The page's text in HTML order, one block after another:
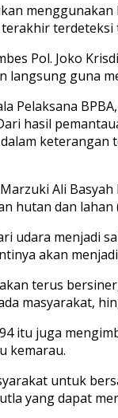
menggunakan
Pol. Joko
langsung guna
Pelaksana
hasil
keterangan
Ali
hutan dan lahan
udara menjadi
akan
terus
masyarakat,
itu juga
kemarau.
untuk
yang dapat